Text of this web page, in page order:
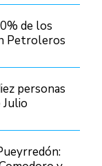
de los
Petroleros
personas